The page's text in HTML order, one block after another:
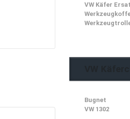
VW Käfer
Bugnet
VW 1302